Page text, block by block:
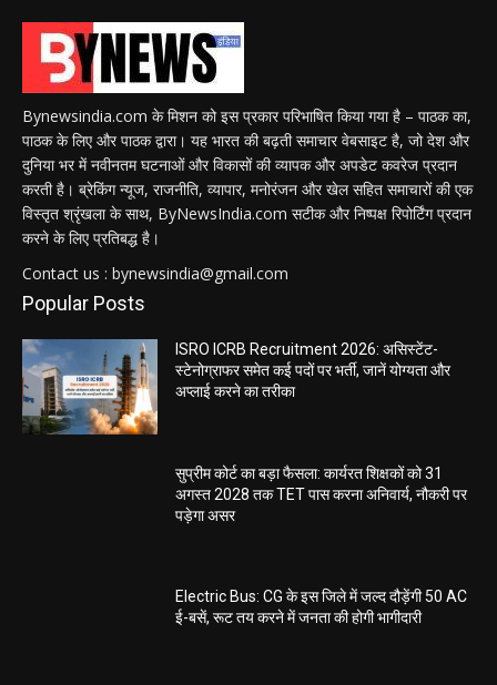
Bynewsindia.com के मिशन को इस प्रकार परिभाषित किया गया है – पाठक का,
पाठक के लिए और पाठक द्वारा। यह भारत की बढ़ती समाचार वेबसाइट है, जो देश और
दुनिया भर में नवीनतम घटनाओं और विकासों की व्यापक और अपडेट कवरेज प्रदान
करती है। ब्रेकिंग न्यूज, राजनीति, व्यापार, मनोरंजन और खेल सहित समाचारों की एक
विस्तृत श्रृंखला के साथ, ByNewsIndia.com सटीक और निष्पक्ष रिपोर्टिंग प्रदान
करने के लिए प्रतिबद्ध है।
Contact us : bynewsindia@gmail.com
Popular Posts
ISRO ICRB Recruitment 2026: असिस्टेंट-
स्टेनोग्राफर समेत कई पदों पर भर्ती, जानें योग्यता और
अप्लाई करने का तरीका
सुप्रीम कोर्ट का बड़ा फैसला: कार्यरत शिक्षकों को 31
अगस्त 2028 तक TET पास करना अनिवार्य, नौकरी पर
पड़ेगा असर
Electric Bus: CG के इस जिले में जल्द दौड़ेंगी 50 AC
ई-बसें, रूट तय करने में जनता की होगी भागीदारी